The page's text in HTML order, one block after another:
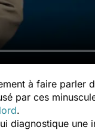
à faire parler
par ces
.
diagnostique une